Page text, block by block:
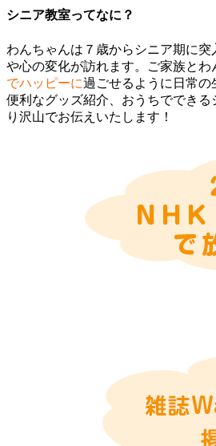
シニア教室ってなに？
わんちゃんは７歳からシニア期に
や心の変化が訪れます。ご家族とわ
でハッピーに過ごせるように日常の
便利なグッズ紹介、おうちででき
り沢山でお伝えいたします！